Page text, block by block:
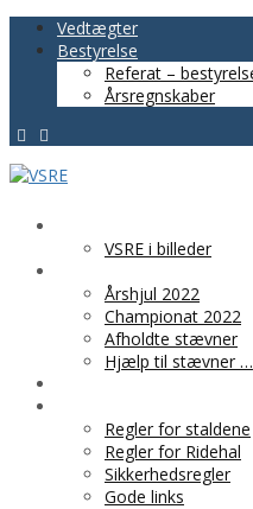
Vedtægter
Bestyrelse
Referat –
Årsregnskaber
VSRE i billeder
Årshjul 2022
Championat 2022
Afholdte stævner
Hjælp til stævner …
Regler for staldene
Regler for Ridehal
Sikkerhedsregler
Gode links